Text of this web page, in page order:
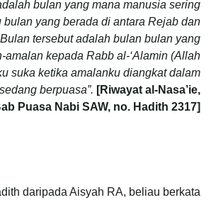
bulan yang mana manusia sering
yang berada di antara Rejab dan
tersebut adalah bulan bulan yang
amalan kepada Rabb al-‘Alamin (Allah
suka ketika amalanku diangkat dalam
berpuasa”. [Riwayat al-Nasa’ie,
Puasa Nabi SAW, no. Hadith 2317]
daripada Aisyah RA, beliau berkata: